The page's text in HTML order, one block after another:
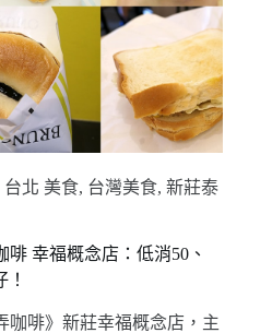
台北 美食, 台灣美食, 新莊泰
幸福概念店：低消50、
咖啡》新莊幸福概念店，主